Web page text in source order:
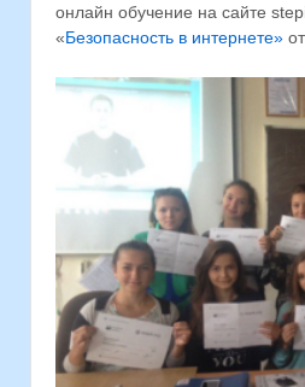
онлайн обучение на сайте
«Безопасность в интернете»